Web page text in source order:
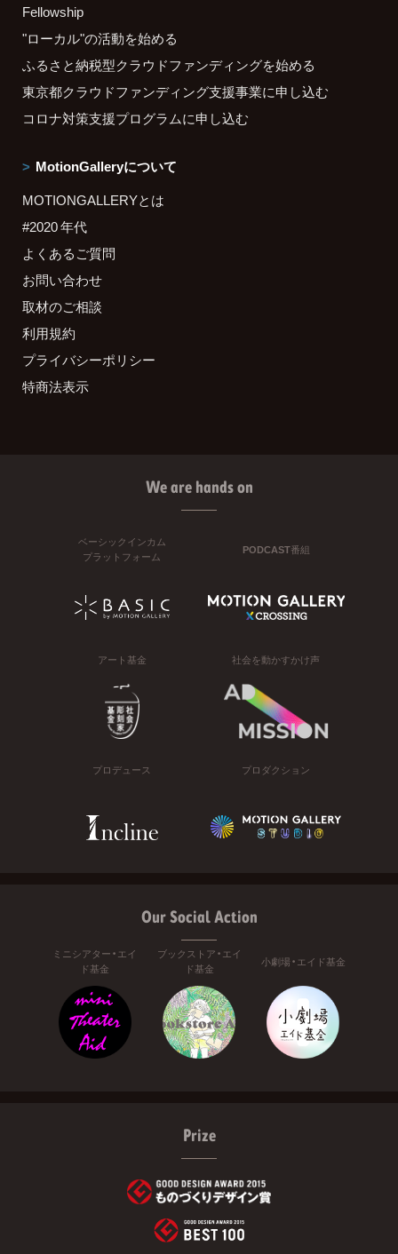
Fellowship
"ローカル"の活動を始める
ふるさと納税型クラウドファンディングを始める
東京都クラウドファンディング支援事業に申し込む
コロナ対策支援プログラムに申し込む
MotionGalleryについて
MOTIONGALLERYとは
#2020 年代
よくあるご質問
お問い合わせ
取材のご相談
利用規約
プライバシーポリシー
特商法表示
We are hands on
ベーシックインカム
プラットフォーム
PODCAST番組
アート基金 社会を動かすかけ声
プロデュース プロダクション
Our Social Action
ミニシアター・エイ
ド基金
ブックストア・エイ
ド基金
小劇場・エイド基金
Prize